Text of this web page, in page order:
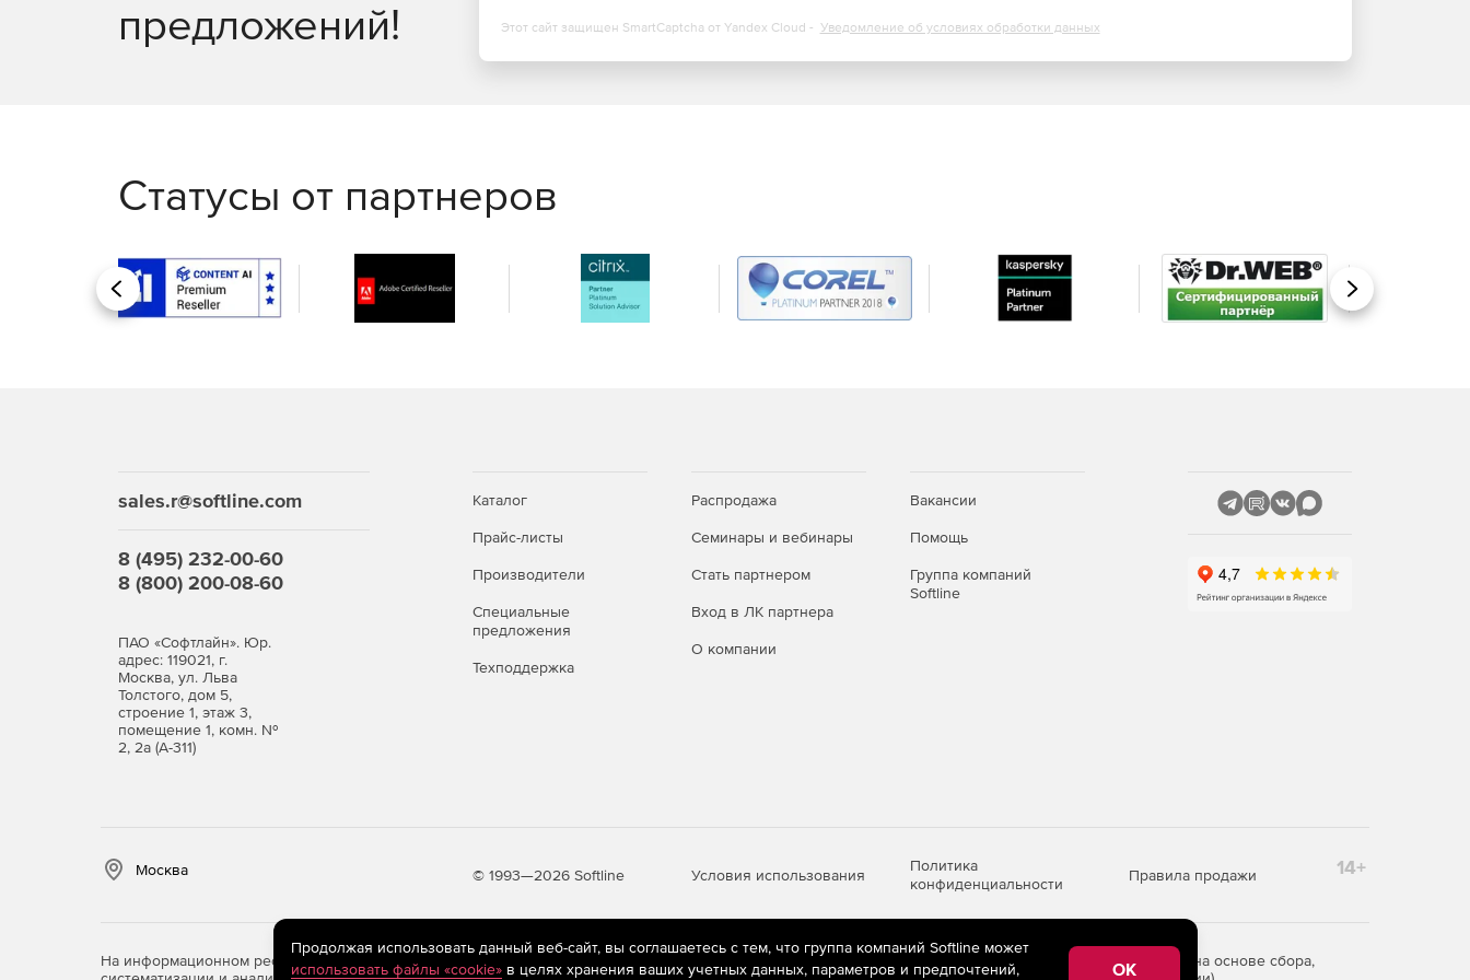
предложений!
Этот сайт защищен SmartCaptcha от Yandex Cloud - Уведомление об условиях обработки данных
Статусы от партнеров
Назад Вперед
sales.r@softline.com
8 (495) 232-00-60
8 (800) 200-08-60
ПАО «Софтлайн». Юр.
адрес: 119021, г.
Москва, ул. Льва
Толстого, дом 5,
строение 1, этаж 3,
помещение 1, комн. №
2, 2а (А-311)
Каталог
Прайс-листы
Производители
Специальные
предложения
Техподдержка
Распродажа
Семинары и вебинары
Стать партнером
Вход в ЛК партнера
О компании
Вакансии
Помощь
Группа компаний
Softline
Москва © 1993—2026 Softline Условия использования
Политика
конфиденциальности
Правила продажи 14+
На информационном ресурсе store.softline.ru применяются рекомендательные технологии
(информационные технологии предоставления информации на основе сбора,
Продолжая использовать данный веб-сайт, вы соглашаетесь с тем, что группа компаний Softline может
использовать файлы «cookie»в целях хранения ваших учетных данных, параметров и предпочтений, OK